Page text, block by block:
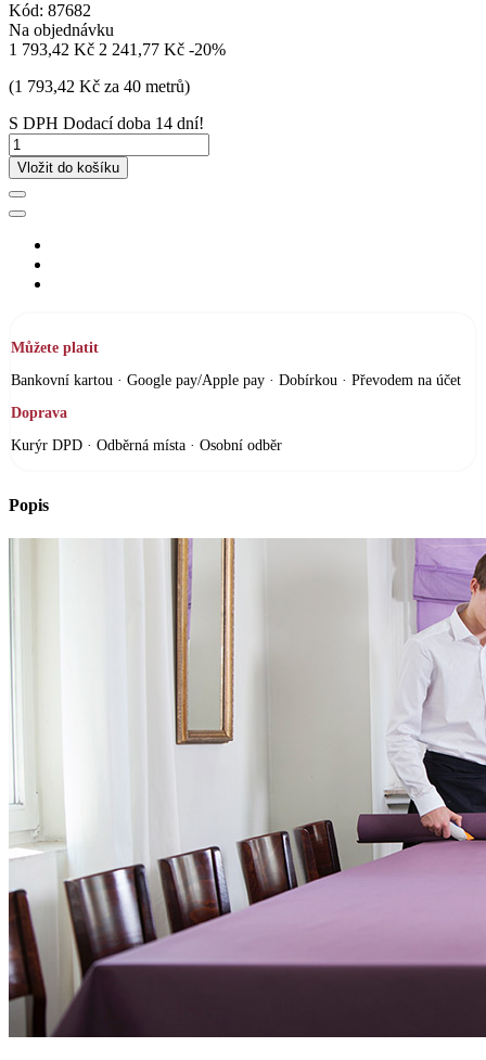
Kód: 87682
Na objednávku
1 793,42 Kč 2 241,77 Kč -20%
(1 793,42 Kč za 40 metrů)
S DPH Dodací doba 14 dní!
Vložit do košíku
Můžete platit
Bankovní kartou · Google pay/Apple pay · Dobírkou · Převodem na účet
Doprava
Kurýr DPD · Odběrná místa · Osobní odběr
Popis